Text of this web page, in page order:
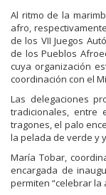
Al ritmo de la
afro,
de los VII Juegos
de los Pueblos
cuya organización
coordinación con el
Las delegaciones
tradicionales, entre
tragones, el palo
la pelada de verde y
María Tobar,
encargada de
permiten “celebrar la